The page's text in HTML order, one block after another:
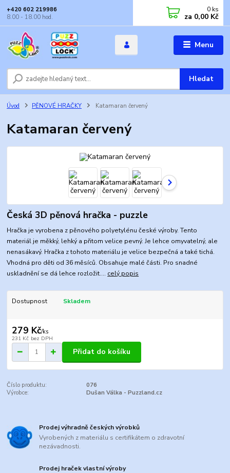
Menu
Hledat
+420 602 219986
8.00 - 18.00 hod.
0 ks
za 0,00 Kč
Úvod PĚNOVÉ HRAČKY Katamaran červený
Katamaran červený
Česká 3D pěnová hračka - puzzle
Hračka je vyrobena z pěnového polyetylénu české výroby. Tento
materiál je měkký, lehký a přitom velice pevný. Je lehce omyvatelný, ale
nenasákavý. Hračka z tohoto materiálu je velice bezpečná a také tichá.
Vhodná pro děti od 36 měsíců. Obsahuje malé části. Pro snadné
uskladnění se dá lehce rozložit.... celý popis
Dostupnost Skladem
279 Kč/ks
231 Kč bez DPH
Přidat do košíku
Číslo produktu:
076
Výrobce:
Dušan Válka - Puzzland.cz
Prodej výhradně českých výrobků
Vyrobených z materiálu s certifikátem o zdravotní
nezávadnosti.
Prodej hraček vlastní výroby